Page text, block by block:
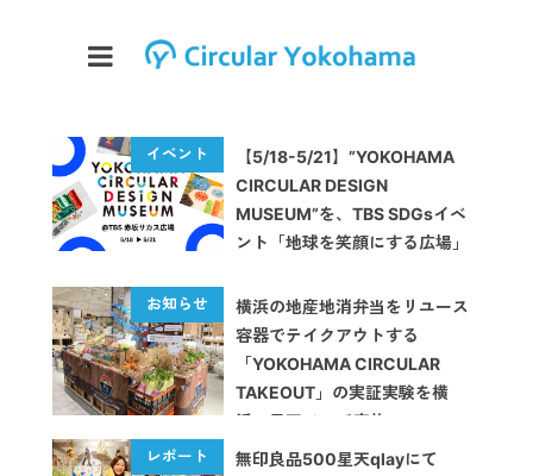
【5/18-5/21】”YOKOHAMA
CIRCULAR DESIGN
MUSEUM”を、TBS SDGsイベ
ント「地球を笑顔にする広場」
横浜の地産地消弁当をリユース
容器でテイクアウトする
「YOKOHAMA CIRCULAR
TAKEOUT」の実証実験を横
浜・星天qlayで実施
無印良品500星天qlayにて